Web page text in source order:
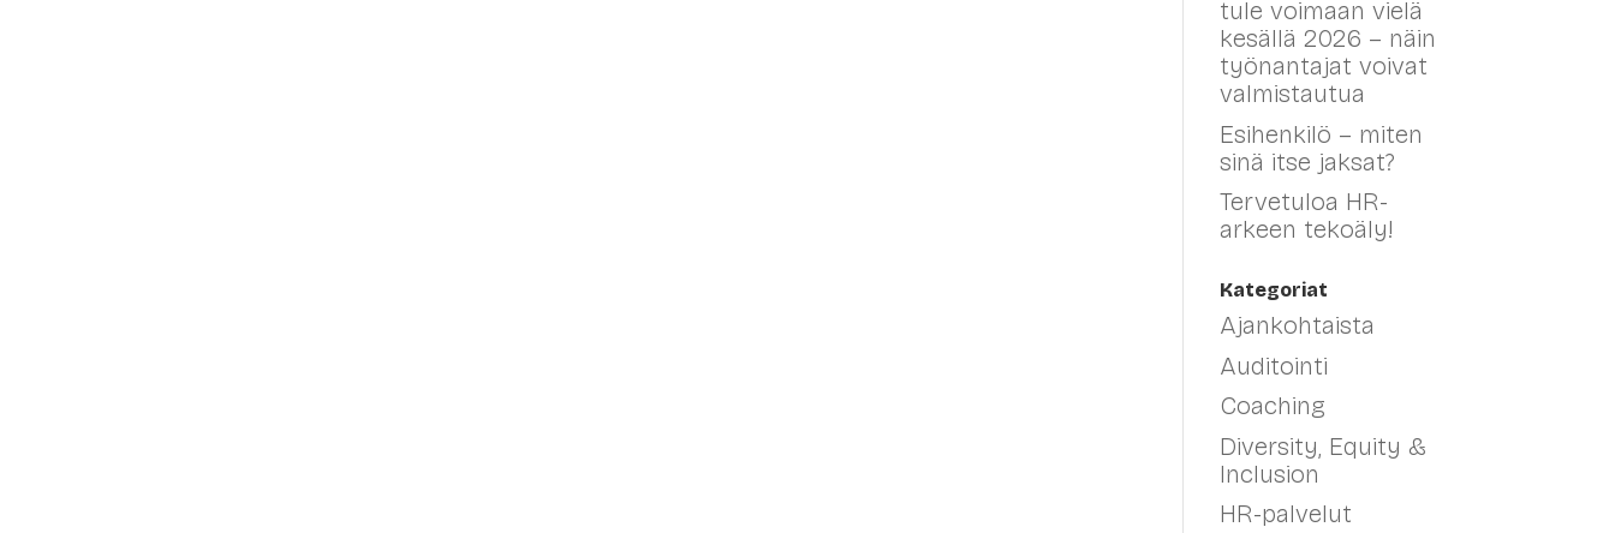
tule voimaan vielä
kesällä 2026 – näin
työnantajat voivat
valmistautua
Esihenkilö – miten
sinä itse jaksat?
Tervetuloa HR-
arkeen tekoäly!
Kategoriat
Ajankohtaista
Auditointi
Coaching
Diversity, Equity &
Inclusion
HR-palvelut